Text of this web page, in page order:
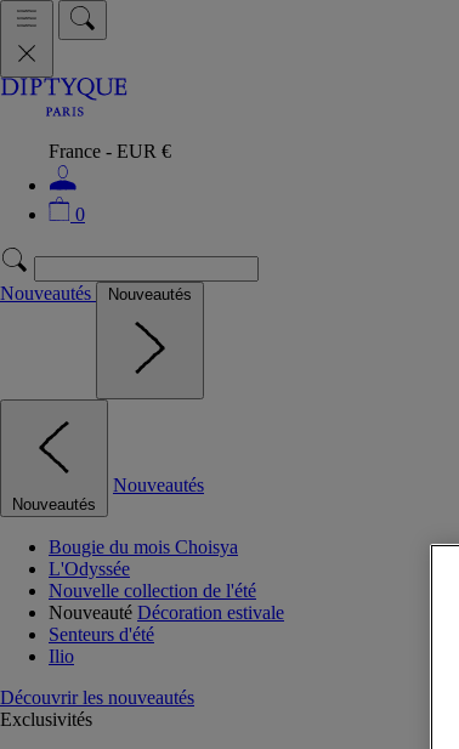
France - EUR €
0
Nouveautés Nouveautés
Nouveautés
Nouveautés
Bougie du mois Choisya
L'Odyssée
Nouvelle collection de l'été
Nouveauté Décoration estivale
Senteurs d'été
Ilio
Découvrir les nouveautés
Exclusivités